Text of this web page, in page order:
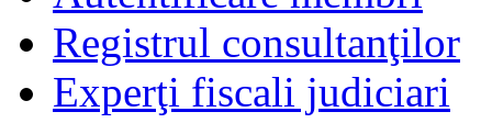
Registrul consultanţilor
Experţi fiscali judiciari